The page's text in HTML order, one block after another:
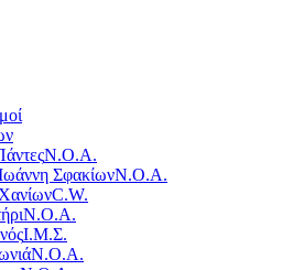
Ν.Ο.Α.
ΣφακίωνΝ.Ο.Α.
C.W.
Ν.Ο.Α.
Ι.Μ.Σ.
Ν.Ο.Α.